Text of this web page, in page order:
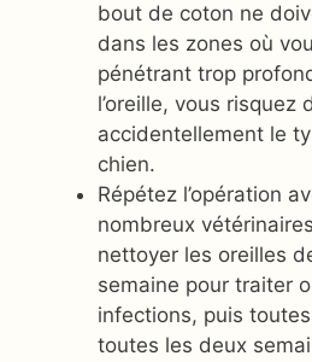
bout de coton ne
dans les zones où
pénétrant trop
l’oreille, vous risquez
accidentellement le
chien.
Répétez l’opération
nombreux
nettoyer les oreilles
semaine pour traiter
infections, puis
toutes les deux